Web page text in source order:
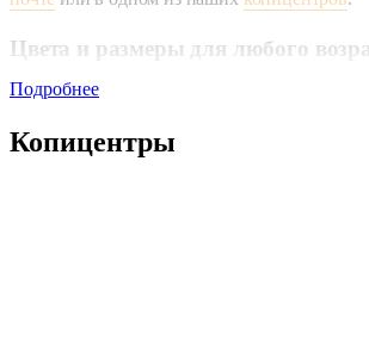
Цвета и размеры для любого
В нашем ассортименте — футболки в шести
белом, чёрном, синем, красном, зелёном и
и для детского сада, и для школьных
Подробнее
Копицентры